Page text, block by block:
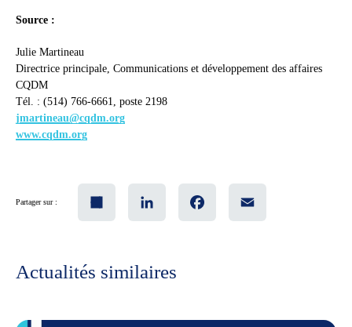
Source :
Julie Martineau
Directrice principale, Communications et développement des affaires
CQDM
Tél. : (514) 766-6661, poste 2198
jmartineau@cqdm.org
www.cqdm.org
Partager sur :
Actualités similaires